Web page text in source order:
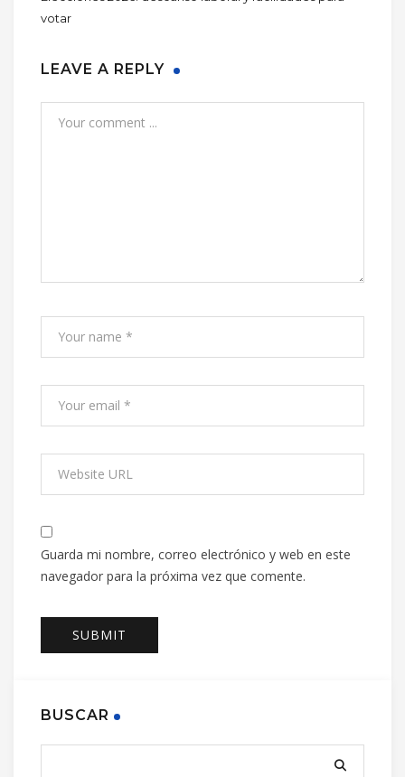
votar
LEAVE A REPLY
Guarda mi nombre, correo electrónico y web en este
navegador para la próxima vez que comente.
BUSCAR